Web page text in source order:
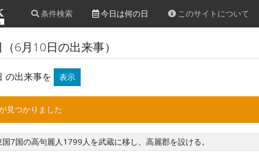
条件検索 今日は何の日 このサイトについて
6月10日の出来事）
の出来事を 表示
見つかりました
国7国の高句麗人1799人を武蔵に移し、高麗郡を設ける。